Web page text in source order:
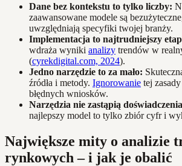
Dane bez kontekstu to tylko liczby:
zaawansowane modele są
uwzględniają specyfiki twojej branży.
Implementacja to najtrudniejszy
wdraża wyniki analizy trendów w
(cyrekdigital.com, 2024).
Jedno narzędzie to za mało:
źródła i metody. Ignorowanie tej
błędnych wniosków.
Narzędzia nie zastąpią
najlepszy model to tylko zbiór cyfr i
Największe mity o analizie
rynkowych – i jak je obalić